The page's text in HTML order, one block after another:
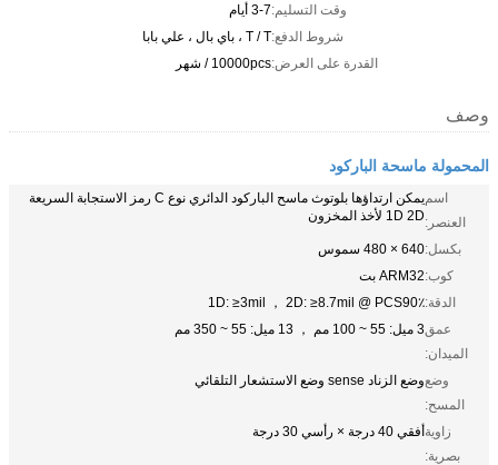
وقت التسليم:3-7 أيام
شروط الدفع:T / T ، باي بال ، علي بابا
القدرة على العرض:10000pcs / شهر
وصف
المحمولة ماسحة الباركود
اسم
العنصر:
يمكن ارتداؤها بلوتوث ماسح الباركود الدائري نوع C رمز الاستجابة السريعة
1D 2D لأخذ المخزون
بكسل:640 × 480 سموس
كوب:ARM32 بت
الدقة:1D: ≥3mil ， 2D: ≥8.7mil @ PCS90٪
عمق
الميدان:
3 ميل: 55 ~ 100 مم ， 13 ميل: 55 ~ 350 مم
وضع
المسح:
وضع الزناد sense وضع الاستشعار التلقائي
زاوية
بصرية:
أفقي 40 درجة × رأسي 30 درجة